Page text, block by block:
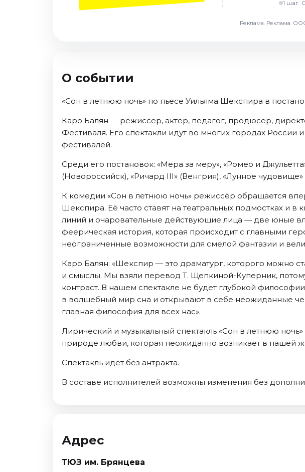
Сентябрь 2026
Сентябрь 2026
Октябрь 2026
Декабрь 2026
1 шаг.
Реклама. Реклама.
О событии
«Сон в летнюю ночь» по пьесе Уильяма Шекспира в
Каро Балян — режиссёр, актёр, педагог, продюсер,
Фестиваля. Его спектакли идут во многих городах
фестивалей.
Среди его постановок: «Мера за меру», «Ромео и
(Новороссийск), «Ричард III» (Венгрия), «Лунное
К комедии «Сон в летнюю ночь» режиссёр обращается
Шекспира. Её часто ставят на театральных подмостках и
линий и очаровательные действующие лица — две юные
феерическая история, которая происходит с главными
неограниченные возможности для смелой фантазии и
Каро Балян: «Шекспир — это драматург, которого можно
и смыслы. Мы взяли перевод Т. Щепкиной-Куперник,
контраст. В нашем спектакле не будет глубокой
в волшебный мир сна и открывают в себе неожиданные
главная философия для всех нас».
Лирический и музыкальный спектакль «Сон в летнюю
природе любви, которая неожиданно возникает в нашей
Спектакль идёт без антракта.
В составе исполнителей возможны изменения без
Адрес
ТЮЗ им. Брянцева